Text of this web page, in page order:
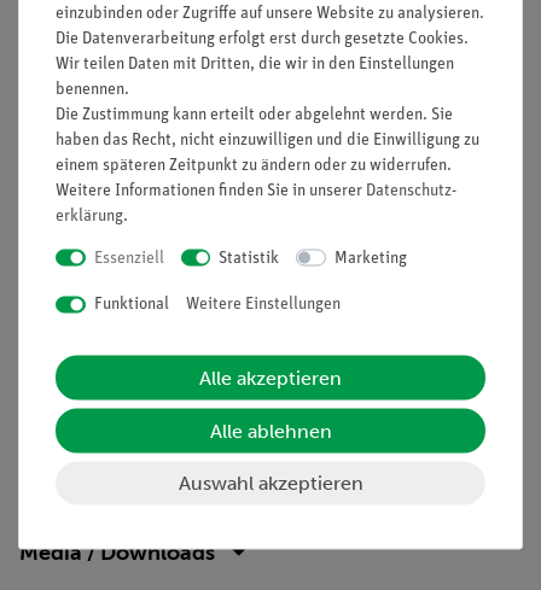
Vorteile
Teil einer Systemlösung - Leicht erweiterbar für weitere
Versuche
Einfaches Lehren durch Einsatz der Demo-Tafel Physik
Anschauliche Versuchsdurchführung durch Einsatz von
ADM3-Multimetern
Lernziele
Die Schüler lernen die Funktionsweise eines
Thermoelements kennen.
elektrischer Energie in Wärmeenergie.
Media / Downloads
einzubinden oder Zugriffe auf unsere Website zu analysieren.
Die Datenverarbeitung erfolgt erst durch gesetzte Cookies.
Wir teilen Daten mit Dritten, die wir in den Einstellungen
benennen.
Die Zustimmung kann erteilt oder abgelehnt werden. Sie
haben das Recht, nicht einzuwilligen und die Einwilligung zu
einem späteren Zeitpunkt zu ändern oder zu widerrufen.
Weitere Informationen finden Sie in unserer Daten­schutz­
erklärung.
Essenziell Statistik Marketing
Funktional Weitere Einstellungen
Alle akzeptieren
Alle ablehnen
Auswahl akzeptieren